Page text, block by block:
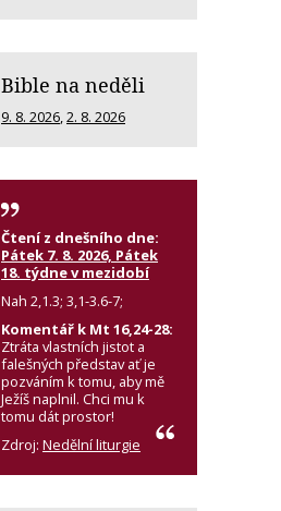
Bible na neděli
9. 8. 2026 2. 8. 2026
Čtení z dnešního dne:
Pátek 7. 8. 2026, Pátek
18. týdne v mezidobí
Nah 2,1.3; 3,1-3.6-7;
Komentář k Mt 16,24-28:
Ztráta vlastních jistot a
falešných představ ať je
pozváním k tomu, aby mě
Ježíš naplnil. Chci mu k
tomu dát prostor!
Zdroj: Nedělní liturgie